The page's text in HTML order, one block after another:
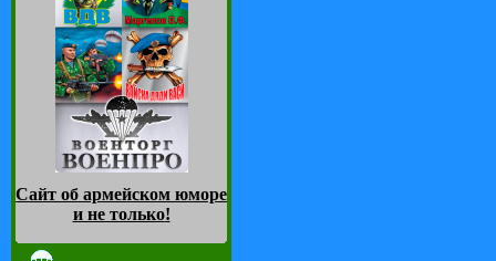
Сайт об армейском юморе
и не только!